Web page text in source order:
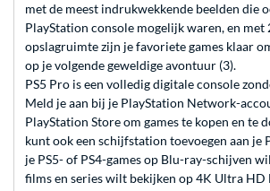
met de meest indrukwekkende beelden die
PlayStation console mogelijk waren, en met
opslagruimte zijn je favoriete games klaar
op je volgende geweldige avontuur (3).
PS5 Pro is een volledig digitale console
Meld je aan bij je PlayStation Network-
PlayStation Store om games te kopen en te
kunt ook een schijfstation toevoegen aan je
je PS5- of PS4-games op Blu-ray-schijven
films en series wilt bekijken op 4K Ultra HD